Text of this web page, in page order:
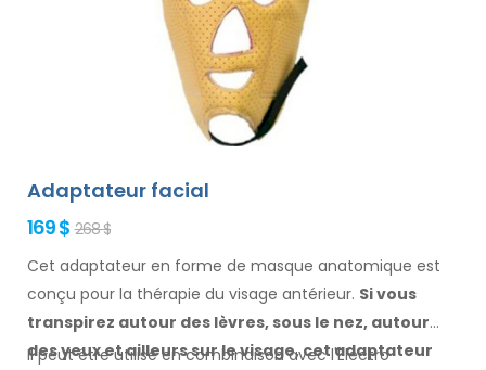
Adaptateur facial
169 $ 268 $
Cet adaptateur en forme de masque anatomique est
conçu pour la thérapie du visage antérieur. Si vous
transpirez autour des lèvres, sous le nez, autour
des yeuxet ailleurssur le visage, cet adaptateur
Il peut être utilisé en combinaison avec l'Electro